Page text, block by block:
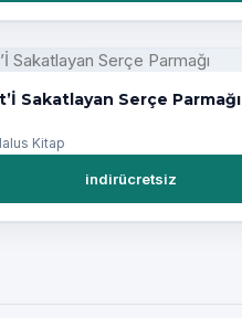
Sakatlayan Serçe Parmağı
Kitap
indirücretsiz